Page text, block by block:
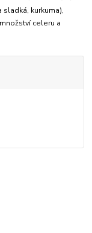
kurkuma),
celeru a